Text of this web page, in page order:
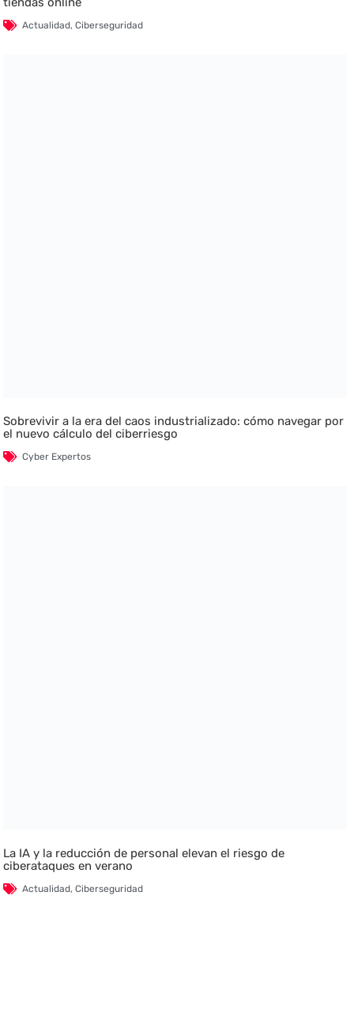
Actualidad,Ciberseguridad
Sobrevivir a la era del caos industrializado: cómo navegar por
el nuevo cálculo del ciberriesgo
Cyber Expertos
La IA y la reducción de personal elevan el riesgo de
ciberataques en verano
Actualidad,Ciberseguridad